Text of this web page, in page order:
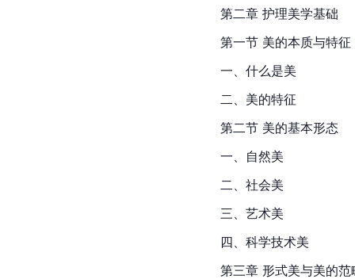
第二章 护理美学基础
第一节 美的本质与特征
一、什么是美
二、美的特征
第二节 美的基本形态
一、自然美
二、社会美
三、艺术美
四、科学技术美
第三章 形式美与美的范